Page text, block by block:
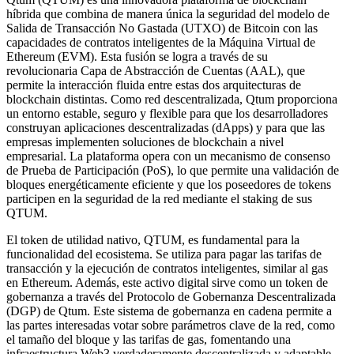
híbrida que combina de manera única la seguridad del modelo de
Salida de Transacción No Gastada (UTXO) de Bitcoin con las
capacidades de contratos inteligentes de la Máquina Virtual de
Ethereum (EVM). Esta fusión se logra a través de su
revolucionaria Capa de Abstracción de Cuentas (AAL), que
permite la interacción fluida entre estas dos arquitecturas de
blockchain distintas. Como red descentralizada, Qtum proporciona
un entorno estable, seguro y flexible para que los desarrolladores
construyan aplicaciones descentralizadas (dApps) y para que las
empresas implementen soluciones de blockchain a nivel
empresarial. La plataforma opera con un mecanismo de consenso
de Prueba de Participación (PoS), lo que permite una validación de
bloques energéticamente eficiente y que los poseedores de tokens
participen en la seguridad de la red mediante el staking de sus
QTUM.
El token de utilidad nativo, QTUM, es fundamental para la
funcionalidad del ecosistema. Se utiliza para pagar las tarifas de
transacción y la ejecución de contratos inteligentes, similar al gas
en Ethereum. Además, este activo digital sirve como un token de
gobernanza a través del Protocolo de Gobernanza Descentralizada
(DGP) de Qtum. Este sistema de gobernanza en cadena permite a
las partes interesadas votar sobre parámetros clave de la red, como
el tamaño del bloque y las tarifas de gas, fomentando una